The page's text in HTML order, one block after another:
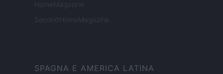
HomeMagazine
SecondHomeMagazine
SPAGNA E AMERICA LATINA